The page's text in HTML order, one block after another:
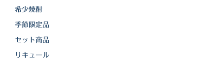
丸西酒造
神川酒造
希少焼酎
季節限定品
セット商品
リキュール